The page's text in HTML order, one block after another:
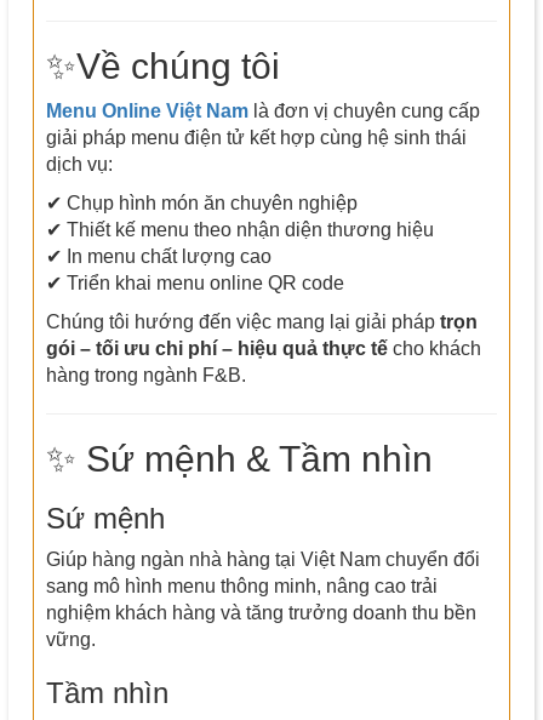
✨Về chúng tôi
Menu Online Việt Nam là đơn vị chuyên cung cấp
giải pháp menu điện tử kết hợp cùng hệ sinh thái
dịch vụ:
✔ Chụp hình món ăn chuyên nghiệp
✔ Thiết kế menu theo nhận diện thương hiệu
✔ In menu chất lượng cao
✔ Triển khai menu online QR code
Chúng tôi hướng đến việc mang lại giải pháp trọn
gói – tối ưu chi phí – hiệu quả thực tế cho khách
hàng trong ngành F&B.
✨ Sứ mệnh & Tầm nhìn
Sứ mệnh
Giúp hàng ngàn nhà hàng tại Việt Nam chuyển đổi
sang mô hình menu thông minh, nâng cao trải
nghiệm khách hàng và tăng trưởng doanh thu bền
vững.
Tầm nhìn